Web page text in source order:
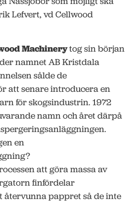
Lefvert, vd Cellwood
Machinerytog sin början
namnet AB Kristdala
sålde de
att senare introducera en
för skogsindustrin. 1972
namn och året därpå
en
att göra massa av
finfördelar
pappret så de inte